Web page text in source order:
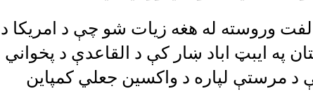
وروسته له هغه زیات شو چې د امریکا د
په ایبټ اباد ښار کې د القاعدې د پخواني
د مرستې لپاره د واکسین جعلي کمپاین